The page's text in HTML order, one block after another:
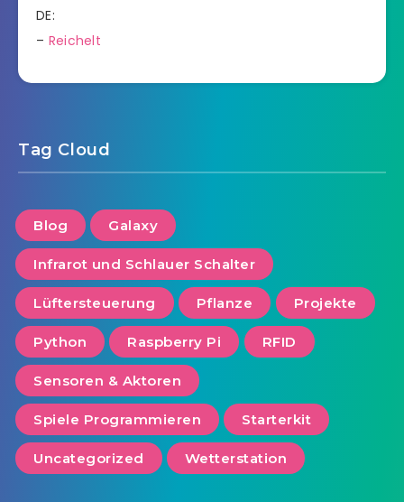
DE:
– Reichelt
Tag Cloud
Blog Galaxy
Infrarot und Schlauer Schalter
Lüftersteuerung Pflanze Projekte
Python Raspberry Pi RFID
Sensoren & Aktoren
Spiele Programmieren Starterkit
Uncategorized Wetterstation